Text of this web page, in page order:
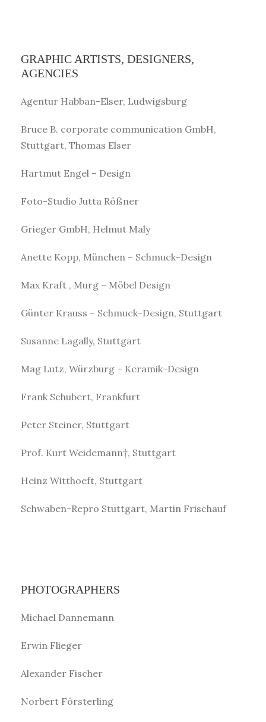
GRAPHIC ARTISTS, DESIGNERS,
AGENCIES
Agentur Habban-Elser, Ludwigsburg
Bruce B. corporate communication GmbH,
Stuttgart, Thomas Elser
Hartmut Engel – Design
Foto-Studio Jutta Rößner
Grieger GmbH, Helmut Maly
Anette Kopp, München – Schmuck-Design
Max Kraft , Murg – Möbel Design
Günter Krauss – Schmuck-Design, Stuttgart
Susanne Lagally, Stuttgart
Mag Lutz, Würzburg – Keramik-Design
Frank Schubert, Frankfurt
Peter Steiner, Stuttgart
Prof. Kurt Weidemann†, Stuttgart
Heinz Witthoeft, Stuttgart
Schwaben-Repro Stuttgart, Martin Frischauf
PHOTOGRAPHERS
Michael Dannemann
Erwin Flieger
Alexander Fischer
Norbert Försterling